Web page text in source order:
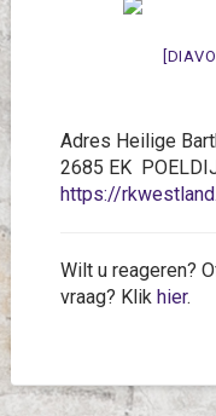
Adres Heilige
2685 EK
https://
Wilt u reageren?
vraag? Klik hier.